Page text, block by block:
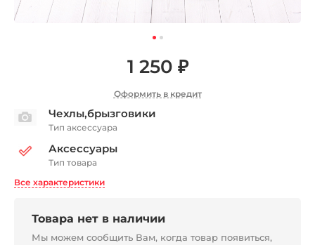
1 250 ₽
Оформить в кредит
Чехлы,брызговики
Тип аксессуара
Аксессуары
Тип товара
Все характеристики
Товара нет в наличии
Мы можем сообщить Вам, когда товар появиться,